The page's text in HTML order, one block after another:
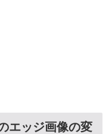
エッジ画像の変